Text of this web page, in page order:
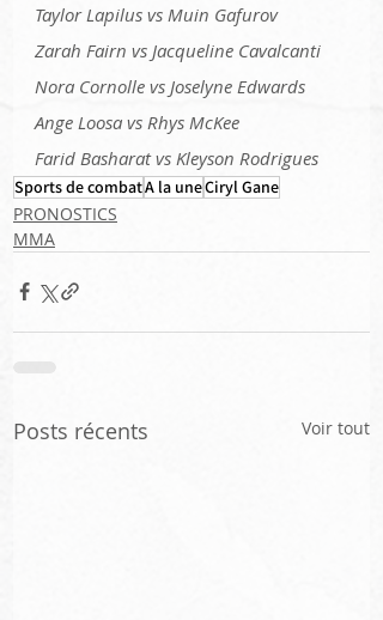
Taylor Lapilus vs Muin Gafurov
Zarah Fairn vs Jacqueline Cavalcanti
Nora Cornolle vs Joselyne Edwards
Ange Loosa vs Rhys McKee
Farid Basharat vs Kleyson Rodrigues
Sports de combatA la uneCiryl Gane
PRONOSTICS
MMA
Posts récents Voir tout